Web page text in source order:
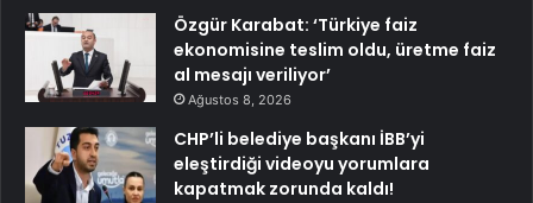
Özgür Karabat: ‘Türkiye faiz
ekonomisine teslim oldu, üretme faiz
al mesajı veriliyor’
Ağustos 8, 2026
CHP’li belediye başkanı İBB’yi
eleştirdiği videoyu yorumlara
kapatmak zorunda kaldı!